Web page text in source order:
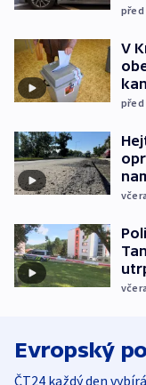
před
V
před
včera
včera
Evropský
ČT24 každý den